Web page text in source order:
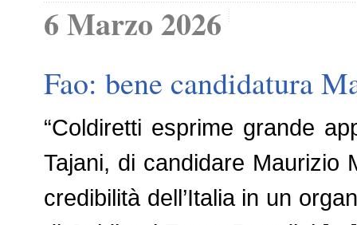
6 Marzo 2026
Fao: bene candidatura
“Coldiretti esprime grande
Tajani, di candidare Maurizio
credibilità dell’Italia in un